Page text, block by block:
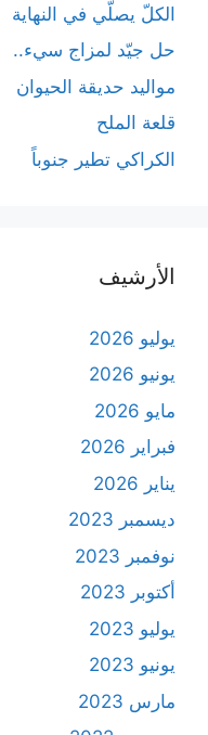
الكلّ يصلّي في النهاية
حل جيّد لمزاج سيء..
مواليد حديقة الحيوان
قلعة الملح
الكراكي تطير جنوباً
الأرشيف
يوليو 2026
يونيو 2026
مايو 2026
فبراير 2026
يناير 2026
ديسمبر 2023
نوفمبر 2023
أكتوبر 2023
يوليو 2023
يونيو 2023
مارس 2023